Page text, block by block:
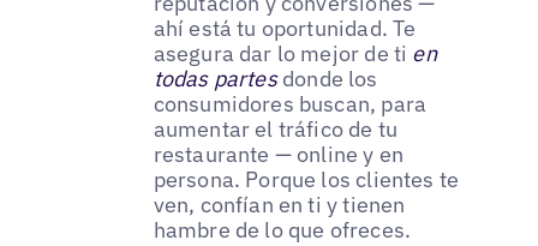
ahí está tu oportunidad. Te
asegura dar lo mejor de ti en
todas partesdonde los
consumidores buscan, para
aumentar el tráfico de tu
restaurante — online y en
persona. Porque los clientes te
ven, confían en ti y tienen
hambre de lo que ofreces.